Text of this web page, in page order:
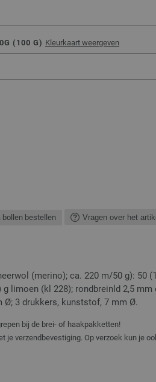
( 100 G) Kleurkaart weergeven
bollen bestellen Vragen over het
(merino); ca. 220 m/50 g): 50
limoen (kl 228); rondbreinld 2,5 mm
Ø; 3 drukkers, kunststof, 7 mm Ø.
bij de brei- of haakpakketten!
je verzendbevestiging. Op verzoek kun je